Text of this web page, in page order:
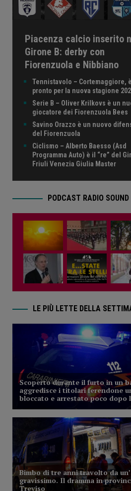
Piacenza calcio inserito
Girone B: derby con
Fiorenzuola e Nibbiano
Tennistavolo – Cortemaggiore,
pronto per la nuova stagione
Serie B – Oliver Krilkovs è un
giocatore dei Fiorenzuola Bees
Savino Orazzo è un nuovo
del Fiorenzuola
Ciclismo – Alberto Baesso (Asd
Programma Auto) è il “re” del
Friuli Venezia Giulia Master
PODCAST RADIO SOUND
LE PIÙ LETTE DELLA